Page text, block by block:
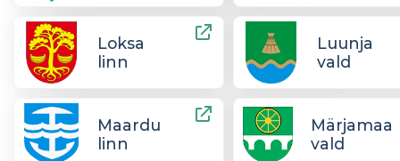
Loksa
linn
Luunja
vald
Maardu
linn
Märjamaa
vald